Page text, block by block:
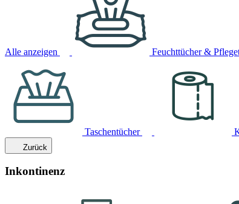
Alle anzeigen Feuchttücher &
Taschentücher
Zurück
Inkontinenz